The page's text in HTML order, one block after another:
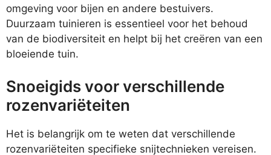
omgeving voor bijen en andere bestuivers.
Duurzaam tuinieren is essentieel voor het behoud
van de biodiversiteit en helpt bij het creëren van een
bloeiende tuin.
Snoeigids voor verschillende
rozenvariëteiten
Het is belangrijk om te weten dat verschillende
rozenvariëteiten specifieke snijtechnieken vereisen.